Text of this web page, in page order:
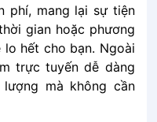
phí, mang lại sự tiện
gian hoặc phương
lo hết cho bạn. Ngoài
trực tuyến dễ dàng
mà không cần